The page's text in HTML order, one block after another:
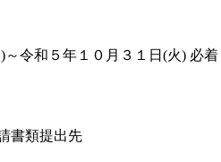
令和５年１０月３１日(火) 必着
書類提出先